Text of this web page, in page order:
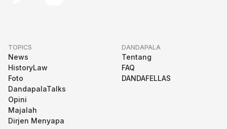
TOPICS
News
HistoryLaw
Foto
DandapalaTalks
Opini
Majalah
Dirjen Menyapa
DANDAPALA
Tentang
FAQ
DANDAFELLAS